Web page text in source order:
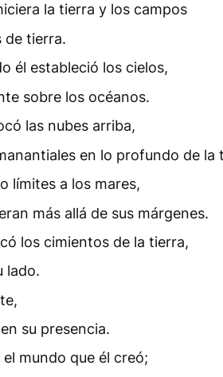
la tierra y los campos
de tierra.
él estableció los cielos,
sobre los océanos.
las nubes arriba,
en lo profundo de la
límites a los mares,
más allá de sus márgenes.
los cimientos de la tierra,
lado.
su presencia.
el mundo que él creó;